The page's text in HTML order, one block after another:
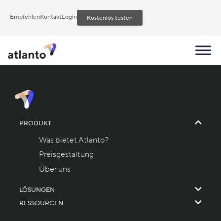
EmpfehlenKontaktLogin Kostenlos testen
PRODUKT
Was bietet Atlanto?
Preisgestaltung
Über uns
LÖSUNGEN
RESSOURCEN